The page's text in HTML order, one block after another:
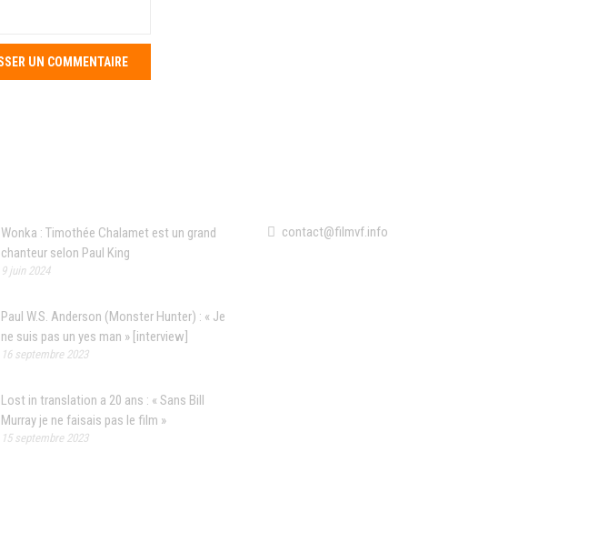
Wonka : Timothée Chalamet est un grand
chanteur selon Paul King
9 juin 2024
Paul W.S. Anderson (Monster Hunter) : « Je
ne suis pas un yes man » [interview]
16 septembre 2023
Lost in translation a 20 ans : « Sans Bill
Murray je ne faisais pas le film »
15 septembre 2023
contact@filmvf.info